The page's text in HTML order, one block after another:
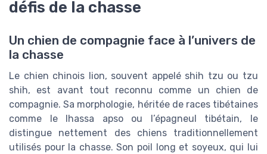
défis de la chasse
Un chien de compagnie face à l’univers de
la chasse
Le chien chinois lion, souvent appelé shih tzu ou tzu
shih, est avant tout reconnu comme un chien de
compagnie. Sa morphologie, héritée de races tibétaines
comme le lhassa apso ou l’épagneul tibétain, le
distingue nettement des chiens traditionnellement
utilisés pour la chasse. Son poil long et soyeux, qui lui